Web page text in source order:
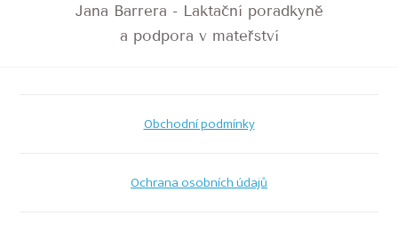
Jana Barrera - Laktační poradkyně
a podpora v mateřství
Obchodní podmínky
Ochrana osobních údajů